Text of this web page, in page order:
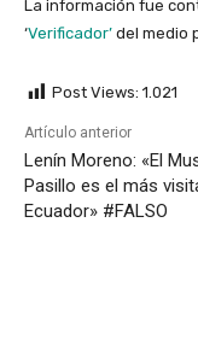
La información fue
‘Verificador’ del medio
Post Views: 1.021
Artículo anterior
Lenín Moreno: «El
Pasillo es el más
Ecuador» #FALSO